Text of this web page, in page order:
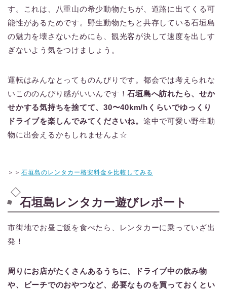
す。これは、八重山の希少動物たちが、道路に出てくる可
能性があるためです。野生動物たちと共存している石垣島
の魅力を壊さないためにも、観光客が決して速度を出しす
ぎないよう気をつけましょう。
運転はみんなとってものんびりです。都会では考えられな
いこののんびり感がいいんです！石垣島へ訪れたら、せか
せかする気持ちを捨てて、30〜40km/hくらいでゆっくり
ドライブを楽しんでみてくださいね。 途中で可愛い野生動
物に出会えるかもしれませんよ☆
＞＞ 石垣島のレンタカー格安料金を比較してみる
石垣島レンタカー遊びレポート
市街地でお昼ご飯を食べたら、レンタカーに乗っていざ出
発！
周りにお店がたくさんあるうちに、ドライブ中の飲み物
や、ビーチでのおやつなど、必要なものを買っておくとい